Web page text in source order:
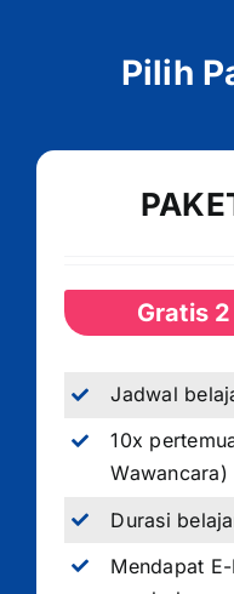
Pilih
Gratis
Jadwal
10x
Wawancara)
Durasi
Mendapat